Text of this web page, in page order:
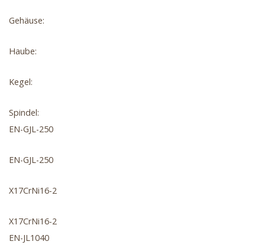
Gehäuse:
Haube:
Kegel:
Spindel:
EN-GJL-250
EN-GJL-250
X17CrNi16-2
X17CrNi16-2
EN-JL1040